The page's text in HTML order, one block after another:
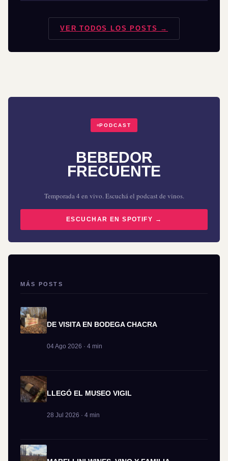
VER TODOS LOS POSTS →
PODCAST
BEBEDOR
FRECUENTE
Temporada 4 en vivo. Escuchá el podcast de vinos.
ESCUCHAR EN SPOTIFY →
MÁS POSTS
DE VISITA EN BODEGA CHACRA
04 Ago 2026 · 4 min
LLEGÓ EL MUSEO VIGIL
28 Jul 2026 · 4 min